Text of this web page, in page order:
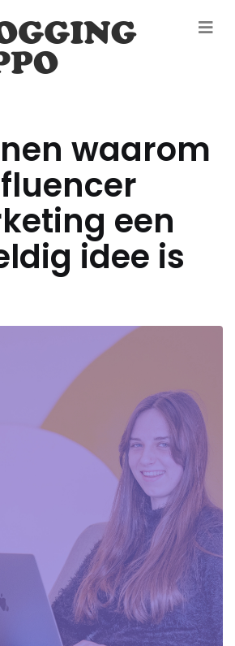
waarom
een
idee is